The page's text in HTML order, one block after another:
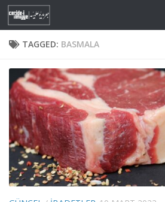
Skip to content
TAGGED: BASMALA